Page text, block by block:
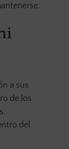
a sus
de los
del